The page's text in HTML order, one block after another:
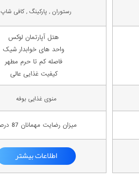
رستوران , پارکینگ , کافی شاپ
هتل آپارتمان لوکس
واحد های خوابدار شیک
فاصله کم تا حرم مطهر
کیفیت غذایی عالی
منوی غذایی بوفه
میزان رضایت مهمانان 87 درصد
اطلاعات بیشتر